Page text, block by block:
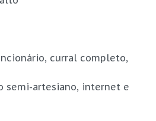
curral completo,
semi-artesiano, internet e